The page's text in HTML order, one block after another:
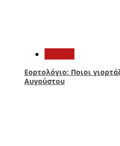
Εορτολόγιο: Ποιοι
Αυγούστου